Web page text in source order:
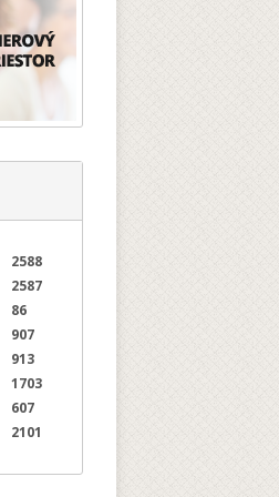
2588
2587
86
907
913
1703
607
2101